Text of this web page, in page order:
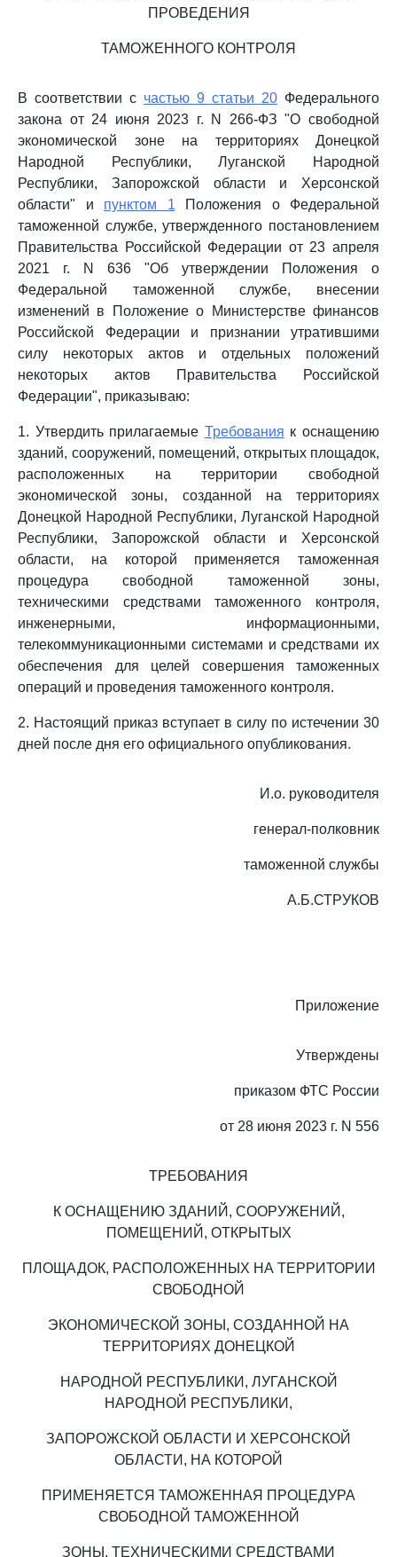
ПРОВЕДЕНИЯ
ТАМОЖЕННОГО КОНТРОЛЯ
В соответствии с частью 9 статьи 20 Федерального
закона от 24 июня 2023 г. N 266-ФЗ "О свободной
экономической зоне на территориях Донецкой
Народной Республики, Луганской Народной
Республики, Запорожской области и Херсонской
области" и пунктом 1 Положения о Федеральной
таможенной службе, утвержденного постановлением
Правительства Российской Федерации от 23 апреля
2021 г. N 636 "Об утверждении Положения о
Федеральной таможенной службе, внесении
изменений в Положение о Министерстве финансов
Российской Федерации и признании утратившими
силу некоторых актов и отдельных положений
некоторых актов Правительства Российской
Федерации", приказываю:
1. Утвердить прилагаемые Требования к оснащению
зданий, сооружений, помещений, открытых площадок,
расположенных на территории свободной
экономической зоны, созданной на территориях
Донецкой Народной Республики, Луганской Народной
Республики, Запорожской области и Херсонской
области, на которой применяется таможенная
процедура свободной таможенной зоны,
техническими средствами таможенного контроля,
инженерными, информационными,
телекоммуникационными системами и средствами их
обеспечения для целей совершения таможенных
операций и проведения таможенного контроля.
2. Настоящий приказ вступает в силу по истечении 30
дней после дня его официального опубликования.
И.о. руководителя
генерал-полковник
таможенной службы
А.Б.СТРУКОВ
Приложение
Утверждены
приказом ФТС России
от 28 июня 2023 г. N 556
ТРЕБОВАНИЯ
К ОСНАЩЕНИЮ ЗДАНИЙ, СООРУЖЕНИЙ,
ПОМЕЩЕНИЙ, ОТКРЫТЫХ
ПЛОЩАДОК, РАСПОЛОЖЕННЫХ НА ТЕРРИТОРИИ
СВОБОДНОЙ
ЭКОНОМИЧЕСКОЙ ЗОНЫ, СОЗДАННОЙ НА
ТЕРРИТОРИЯХ ДОНЕЦКОЙ
НАРОДНОЙ РЕСПУБЛИКИ, ЛУГАНСКОЙ
НАРОДНОЙ РЕСПУБЛИКИ,
ЗАПОРОЖСКОЙ ОБЛАСТИ И ХЕРСОНСКОЙ
ОБЛАСТИ, НА КОТОРОЙ
ПРИМЕНЯЕТСЯ ТАМОЖЕННАЯ ПРОЦЕДУРА
СВОБОДНОЙ ТАМОЖЕННОЙ
ЗОНЫ, ТЕХНИЧЕСКИМИ СРЕДСТВАМИ